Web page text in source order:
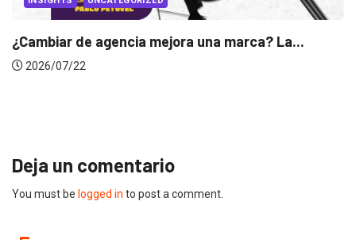
INSIGHTS
Deja un comentario
You must be logged in to post a comment.